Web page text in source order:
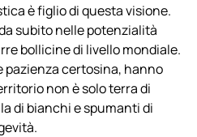
è figlio di questa visione.
subito nelle potenzialità
bollicine di livello mondiale.
certosina, hanno
non è solo terra di
di bianchi e spumanti di